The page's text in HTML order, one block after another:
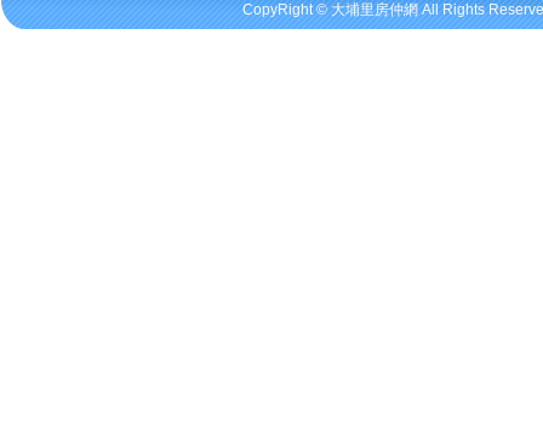
CopyRight ©大埔里房仲網All Rights